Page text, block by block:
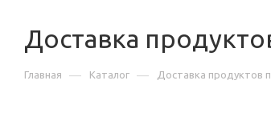
Доставка
Главная — Каталог — Доставка продуктов